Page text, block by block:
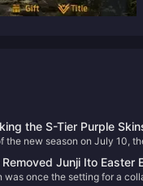
the S-Tier Purple
the new season on July 10,
V Global Server is about to
Junji Ito Easter
was once the setting for a